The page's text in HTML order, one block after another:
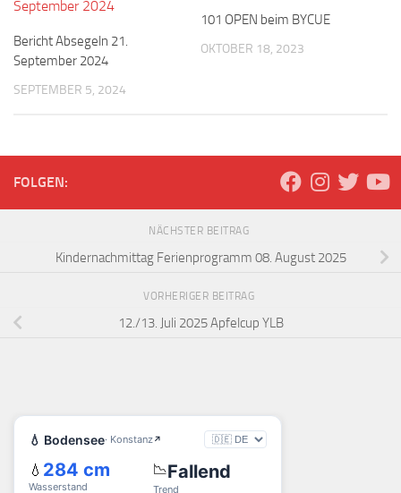
Bericht Absegeln 21.
September 2024
SEPTEMBER 5, 2024
101 OPEN beim BYCUE
OKTOBER 18, 2023
FOLGEN:
NÄCHSTER BEITRAG
Kindernachmittag Ferienprogramm 08. August 2025
VORHERIGER BEITRAG
12./13. Juli 2025 Apfelcup YLB